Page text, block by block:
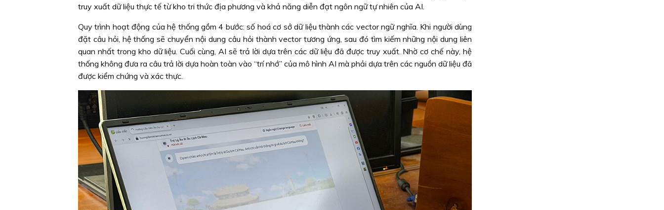
truy xuất dữ liệu thực tế từ kho tri thức địa phương và khả năng diễn đạt ngôn ngữ tự nhiên của AI.
Quy trình hoạt động của hệ thống gồm 4 bước: số hoá cơ sở dữ liệu thành các vector ngữ nghĩa. Khi người dùng
đặt câu hỏi, hệ thống sẽ chuyển nội dung câu hỏi thành vector tương ứng, sau đó tìm kiếm những nội dung liên
quan nhất trong kho dữ liệu. Cuối cùng, AI sẽ trả lời dựa trên các dữ liệu đã được truy xuất. Nhờ cơ chế này, hệ
thống không đưa ra câu trả lời dựa hoàn toàn vào “trí nhớ” của mô hình AI mà phải dựa trên các nguồn dữ liệu đã
được kiểm chứng và xác thực.